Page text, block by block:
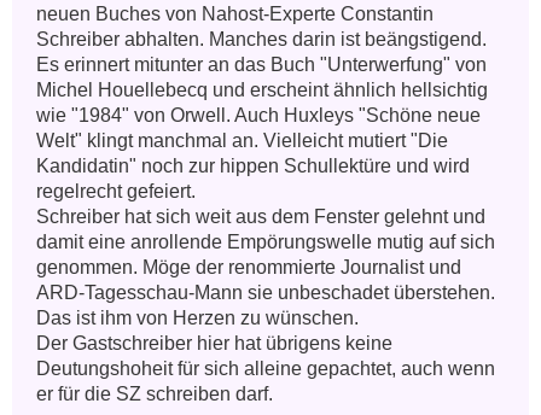
neuen Buches von Nahost-Experte Constantin
Schreiber abhalten. Manches darin ist beängstigend.
Es erinnert mitunter an das Buch "Unterwerfung" von
Michel Houellebecq und erscheint ähnlich hellsichtig
wie "1984" von Orwell. Auch Huxleys "Schöne neue
Welt" klingt manchmal an. Vielleicht mutiert "Die
Kandidatin" noch zur hippen Schullektüre und wird
regelrecht gefeiert.
Schreiber hat sich weit aus dem Fenster gelehnt und
damit eine anrollende Empörungswelle mutig auf sich
genommen. Möge der renommierte Journalist und
ARD-Tagesschau-Mann sie unbeschadet überstehen.
Das ist ihm von Herzen zu wünschen.
Der Gastschreiber hier hat übrigens keine
Deutungshoheit für sich alleine gepachtet, auch wenn
er für die SZ schreiben darf.